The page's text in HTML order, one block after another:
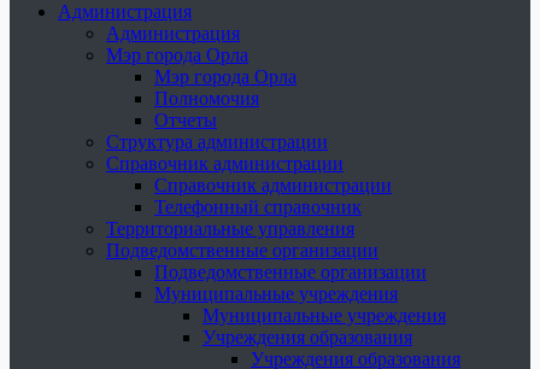
Администрация
Администрация
Мэр города Орла
Мэр города Орла
Полномочия
Отчеты
Структура администрации
Справочник администрации
Справочник администрации
Телефонный справочник
Территориальные управления
Подведомственные организации
Подведомственные организации
Муниципальные учреждения
Муниципальные учреждения
Учреждения образования
Учреждения образования